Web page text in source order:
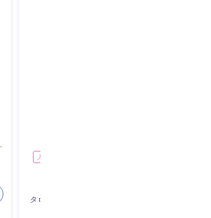
人間関係（家族・友人）
タロット/リーディング/西洋占